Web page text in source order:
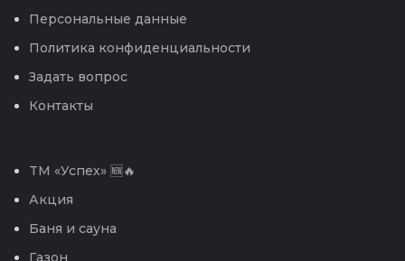
Персональные данные
Политика конфиденциальности
Задать вопрос
Контакты
TM «Успех» 🆕🔥
Акция
Баня и сауна
Газон